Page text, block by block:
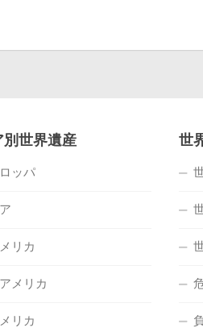
別世界遺産
ッパ
リカ
メリカ
リカ
世